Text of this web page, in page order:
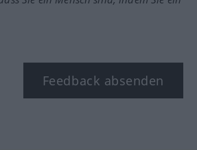
Feedback absenden